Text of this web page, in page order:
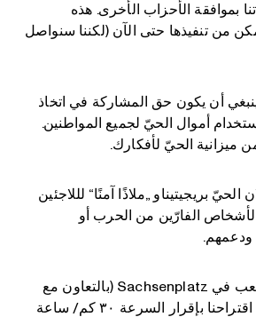
بموافقة الأحزاب الأخرى. هذه
من تنفيذها حتى الآن (لكننا سنواصل
ينبغي أن يكون حق المشاركة في اتخاذ
أموال الحيّ لجميع المواطنين.
الحيّ لأفكارك.
بريجيتيناو „ملاذًا آمنًا“ لللاجئين
الفارّين من الحرب أو
ودعمهم.
السرعة ٣٠ أمام الملعب في Sachsenplatz (بالتعاون مع
SPÖ) رفضت البلدية اقتراحنا بإقرار السرعة ٣٠ كم/ ساعة